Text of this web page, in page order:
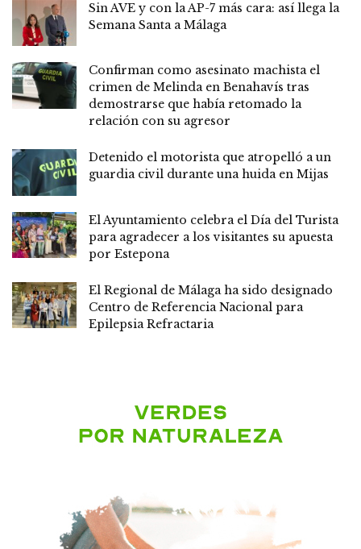
Sin AVE y con la AP-7 más cara: así llega la
Semana Santa a Málaga
Confirman como asesinato machista el
crimen de Melinda en Benahavís tras
demostrarse que había retomado la
relación con su agresor
Detenido el motorista que atropelló a un
guardia civil durante una huida en Mijas
El Ayuntamiento celebra el Día del Turista
para agradecer a los visitantes su apuesta
por Estepona
El Regional de Málaga ha sido designado
Centro de Referencia Nacional para
Epilepsia Refractaria